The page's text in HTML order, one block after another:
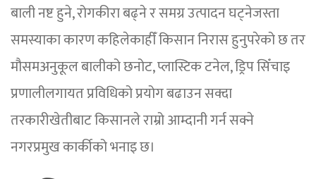
बाली नष्ट हुने, रोगकीरा बढ्ने र समग्र उत्पादन घट्नेजस्ता
समस्याका कारण कहिलेकाहीँ किसान निरास हुनुपरेको छ तर
मौसमअनुकूल बालीको छनोट, प्लास्टिक टनेल, ड्रिप सिँचाइ
प्रणालीलगायत प्रविधिको प्रयोग बढाउन सक्दा
तरकारीखेतीबाट किसानले राम्रो आम्दानी गर्न सक्ने
नगरप्रमुख कार्कीको भनाइ छ।